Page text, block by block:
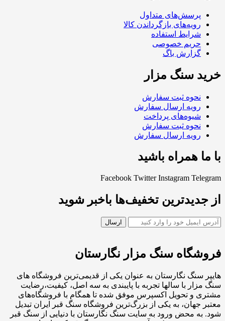
پرسش‌های متداول
رویه‌های بازگرداندن کالا
شرایط استفاده
حریم خصوصی
گزارش باگ
خرید سنگ مزار
نحوه ثبت سفارش
رویه ارسال سفارش
شیوه‌های پرداخت
نحوه ثبت سفارش
رویه ارسال سفارش
با ما همراه باشید
Facebook Twitter Instagram Telegram
از جدیدترین تخفیف‌ها باخبر شوید
فروشگاه سنگ مزار نگارستان
هایپر سنگ نگارستان به عنوان یکی از قدیمی‌ترین فروشگاه های
سنگ مزار با سالها تجربه با پایبندی به سه اصل، کیفیت،رضایت
مشتری و تحویل اکسپرس موفق شده تا همگام با فروشگاه‌های
معتبر جهان، به یکی از بزرگ‌ترین فروشگاه سنگ قبر ایران تبدیل
شود. به محض ورود به سایت سنگ نگارستان با دنیایی از سنگ قبر